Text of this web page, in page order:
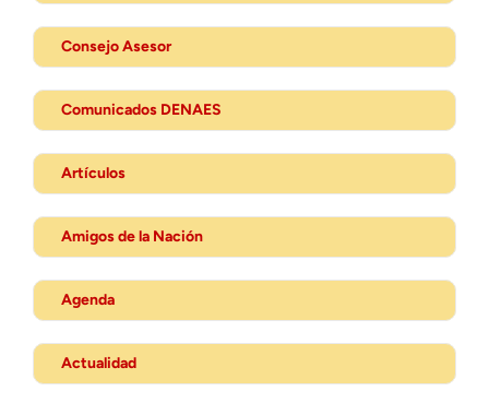
Consejo Asesor
Comunicados DENAES
Artículos
Amigos de la Nación
Agenda
Actualidad